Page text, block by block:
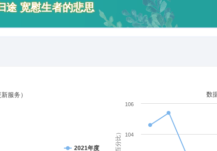
途 宽慰生者的悲思
服务）
2021年度
数
104
106